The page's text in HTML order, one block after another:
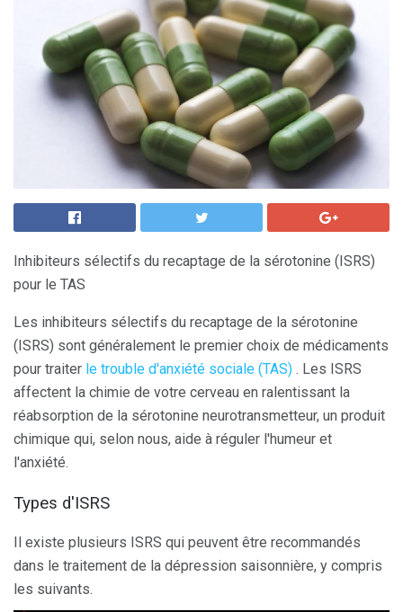
Inhibiteurs sélectifs du recaptage de la sérotonine (ISRS)
pour le TAS
Les inhibiteurs sélectifs du recaptage de la sérotonine
(ISRS) sont généralement le premier choix de médicaments
pour traiter le trouble d'anxiété sociale (TAS) . Les ISRS
affectent la chimie de votre cerveau en ralentissant la
réabsorption de la sérotonine neurotransmetteur, un produit
chimique qui, selon nous, aide à réguler l'humeur et
l'anxiété.
Types d'ISRS
Il existe plusieurs ISRS qui peuvent être recommandés
dans le traitement de la dépression saisonnière, y compris
les suivants.